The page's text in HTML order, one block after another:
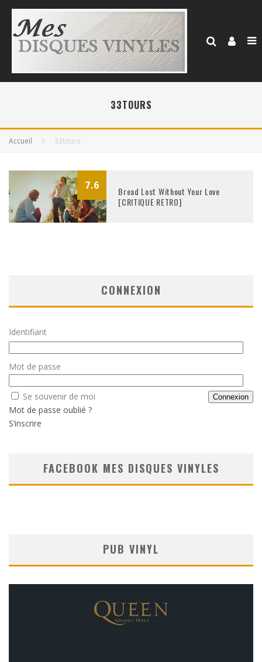
33TOURS
Accueil 33tours
7.6
Bread Lost Without Your Love
[CRITIQUE RETRO]
CONNEXION
Identifiant
Mot de passe
Se souvenir de moi
Mot de passe oublié ?
S’inscrire
FACEBOOK MES DISQUES VINYLES
PUB VINYL